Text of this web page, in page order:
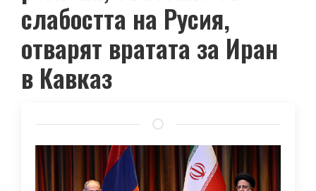
слабостта на Русия,
отварят вратата за Иран
в Кавказ